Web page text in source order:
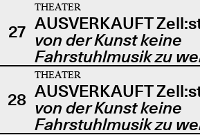
27
THEATER
AUSVERKAUFT
von der Kunst keine
Fahrstuhlmusik zu
28
THEATER
AUSVERKAUFT
von der Kunst keine
Fahrstuhlmusik zu